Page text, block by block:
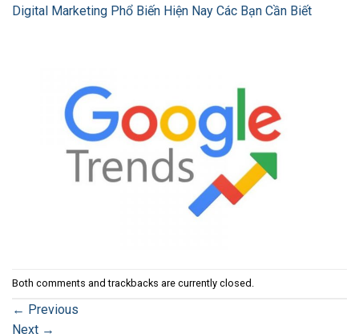
Digital Marketing Phổ Biến Hiện Nay Các Bạn Cần Biết
Both comments and trackbacks are currently closed.
← Previous
Next →